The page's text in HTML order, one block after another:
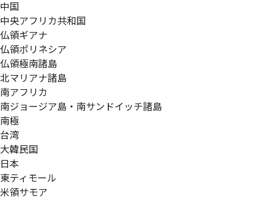
中国
中央アフリカ共和国
仏領ギアナ
仏領ポリネシア
仏領極南諸島
北マリアナ諸島
南アフリカ
南ジョージア島・南サンドイッチ諸島
南極
台湾
大韓民国
日本
東ティモール
米領サモア